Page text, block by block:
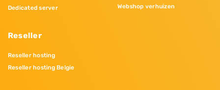
Dedicated server
Reseller
Reseller hosting
Reseller hosting Belgie
Webshop verhuizen